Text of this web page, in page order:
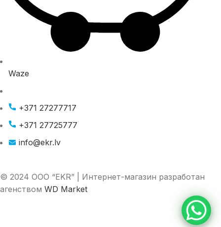
Waze
+371 27277717
+371 27725777
info@ekr.lv
© 2024 ООО “EKR” | Интернет-магазин разработан
агенствомWD Market